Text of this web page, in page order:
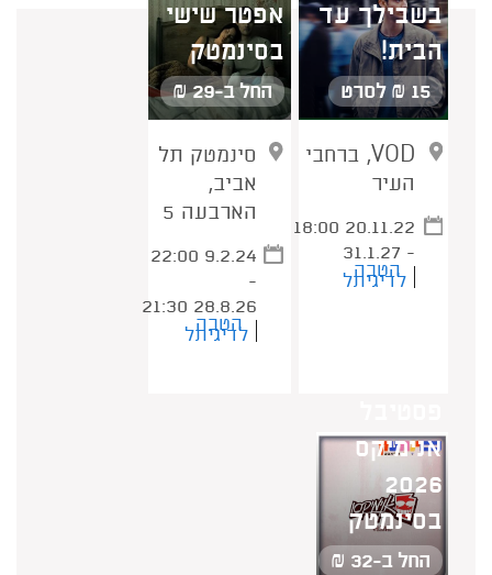
נמצאו 16 תוצאות
בשבילך עד
הבית!
15 ₪ לסרט
VOD, ברחבי
העיר
18:00 20.11.22
- 31.1.27
הטבה
לדיגיתל
אפטר שישי
בסינמטק
החל ב-29 ₪
סינמטק תל
אביב,
הארבעה 5
22:00 9.2.24
-
21:30 28.8.26
הטבה
לדיגיתל
אנימיקס
2026
בסינמטק
החל ב-32 ₪